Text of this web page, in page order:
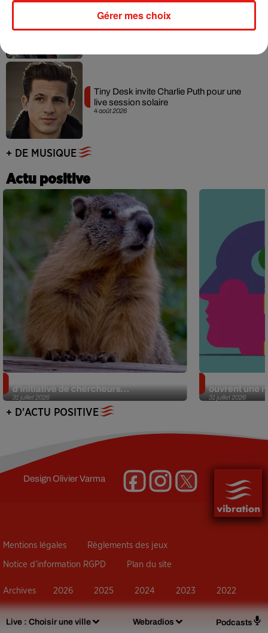
Live : Choisir une ville Webradios Podcasts
5 août 2026
Benny Blanco invite Selena Gomez et
4 août 2026
Tiny Desk invite Charlie Puth pour une
live session solaire
+ DE MUSIQUE
Actu positive
31 juillet 2026
d’initiative de chercheurs...
31 juillet 2026
ouvrent une
+ D'ACTU POSITIVE
DesignOlivier Varma
Mentions légales Règlements des jeux
Notice d’information RGPD Plan du site
Archives 2026 2025 2024 2023 2022
Gérer mes choix